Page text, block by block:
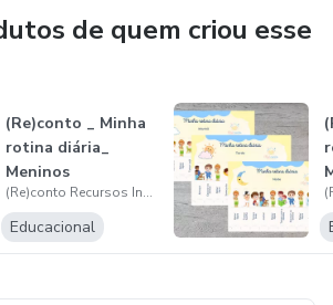
é especialista em Nutrição
Comportamento e Transtornos
também formação em Terapia
de quem criou esse
(Re)conto _ Minha
rotina diária_
Meninos
(Re)conto Recursos Interventivos
Educacional